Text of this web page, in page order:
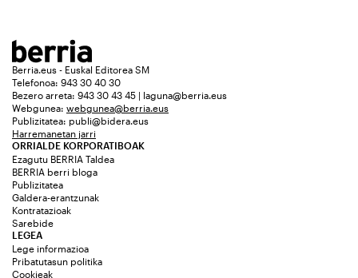
Berria.eus - Euskal Editorea SM
Telefonoa: 943 30 40 30
Bezero arreta: 943 30 43 45 | laguna@berria.eus
Webgunea: webgunea@berria.eus
Publizitatea: publi@bidera.eus
Harremanetan jarri
ORRIALDE KORPORATIBOAK
Ezagutu BERRIA Taldea
BERRIA berri bloga
Publizitatea
Galdera-erantzunak
Kontratazioak
Sarebide
LEGEA
Lege informazioa
Pribatutasun politika
Cookieak